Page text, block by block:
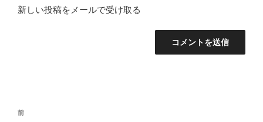
新しい投稿をメールで受け取る
投
前
前